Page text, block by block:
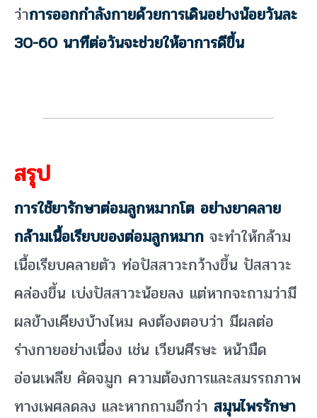
ว่าการออกกำลังกายด้วยการเดินอย่างน้อยวันละ
30-60 นาทีต่อวันจะช่วยให้อาการดีขึ้น
สรุป
การใช้ยารักษาต่อมลูกหมากโต อย่างยาคลาย
กล้ามเนื้อเรียบของต่อมลูกหมาก จะทำให้กล้าม
เนื้อเรียบคลายตัว ท่อปัสสาวะกว้างขึ้น ปัสสาวะ
คล่องขึ้น เบ่งปัสสาวะน้อยลง แต่หากจะถามว่ามี
ผลข้างเคียงบ้างไหม คงต้องตอบว่า มีผลต่อ
ร่างกายอย่างเนื่อง เช่น เวียนศีรษะ หน้ามืด
อ่อนเพลีย คัดจมูก ความต้องการและสมรรถภาพ
ทางเพศลดลง และหากถามอีกว่า สมุนไพรรักษา